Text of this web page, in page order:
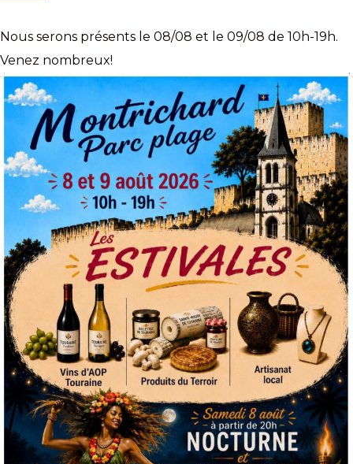
Nous serons présents le 08/08 et le 09/08 de 10h-19h.
Venez nombreux!